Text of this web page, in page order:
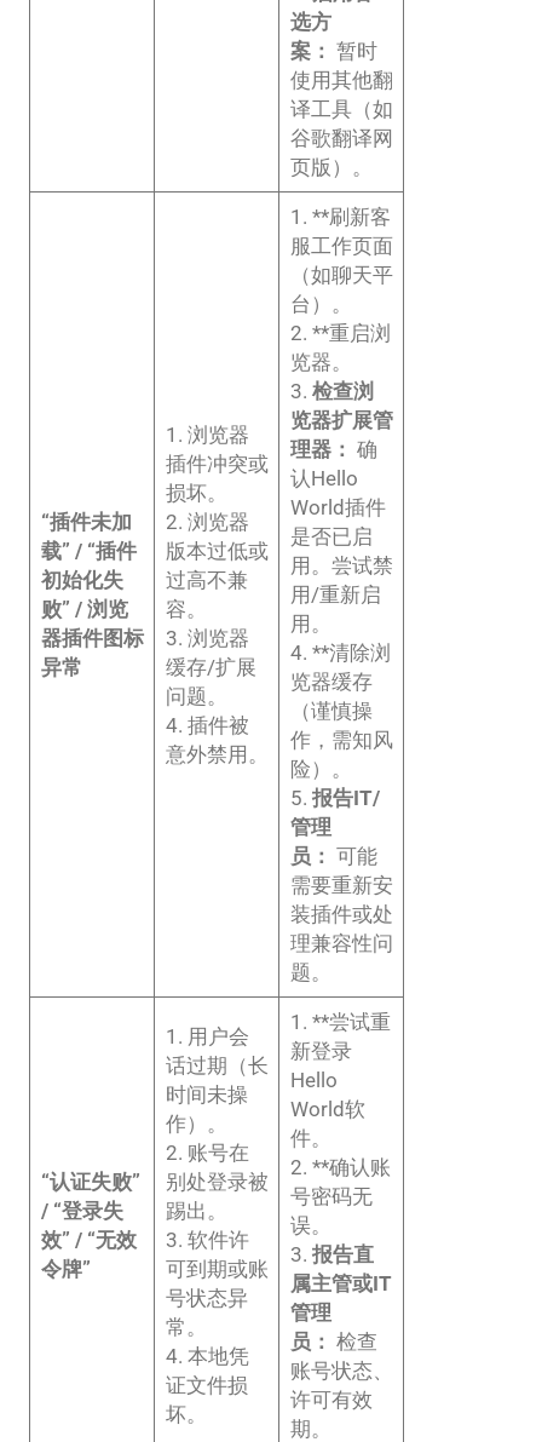
选方
案： 暂时
使用其他翻
译工具（如
谷歌翻译网
页版）。
“插件未加
载” / “插件
初始化失
败” / 浏览
器插件图标
异常
1. 浏览器
插件冲突或
损坏。
2. 浏览器
版本过低或
过高不兼
容。
3. 浏览器
缓存/扩展
问题。
4. 插件被
意外禁用。
1. **刷新客
服工作页面
（如聊天平
台）。
2. **重启浏
览器。
3. 检查浏
览器扩展管
理器： 确
认Hello
World插件
是否已启
用。尝试禁
用/重新启
用。
4. **清除浏
览器缓存
（谨慎操
作，需知风
险）。
5. 报告IT/
管理
员： 可能
需要重新安
装插件或处
理兼容性问
题。
“认证失败”
/ “登录失
效” / “无效
令牌”
1. 用户会
话过期（长
时间未操
作）。
2. 账号在
别处登录被
踢出。
3. 软件许
可到期或账
号状态异
常。
4. 本地凭
证文件损
坏。
1. **尝试重
新登录
Hello
World软
件。
2. **确认账
号密码无
误。
3. 报告直
属主管或IT
管理
员： 检查
账号状态、
许可有效
期。